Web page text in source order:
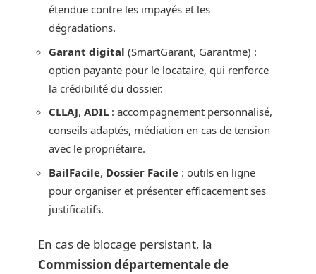
étendue contre les impayés et les
dégradations.
Garant digital (SmartGarant, Garantme) :
option payante pour le locataire, qui renforce
la crédibilité du dossier.
CLLAJ, ADIL : accompagnement personnalisé,
conseils adaptés, médiation en cas de tension
avec le propriétaire.
BailFacile, Dossier Facile : outils en ligne
pour organiser et présenter efficacement ses
justificatifs.
En cas de blocage persistant, la
Commission départementale de